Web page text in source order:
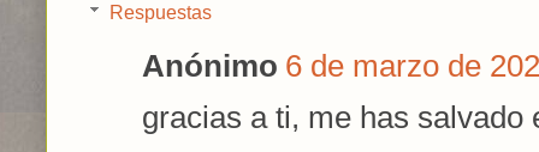
Respuestas
Anónimo 6 de marzo de
gracias a ti, me has salvado